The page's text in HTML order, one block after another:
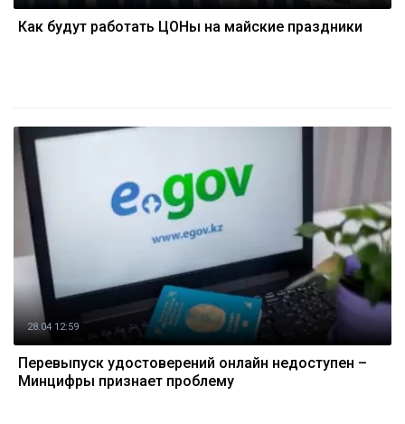
Как будут работать ЦОНы на майские праздники
28.04 12:59
Перевыпуск удостоверений онлайн недоступен –
Минцифры признает проблему